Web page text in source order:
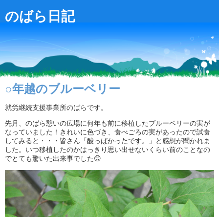
のばら日記
○年越のブルーベリー
就労継続支援事業所のばらです。
先月、のばら憩いの広場に何年も前に移植したブルーベリーの実が
なっていました！きれいに色づき、食べごろの実があったので試食
してみると・・・皆さん「酸っぱかったです。」と感想が聞かれま
した。いつ移植したのかはっきり思い出せないくらい前のことなの
でとても驚いた出来事でした😊